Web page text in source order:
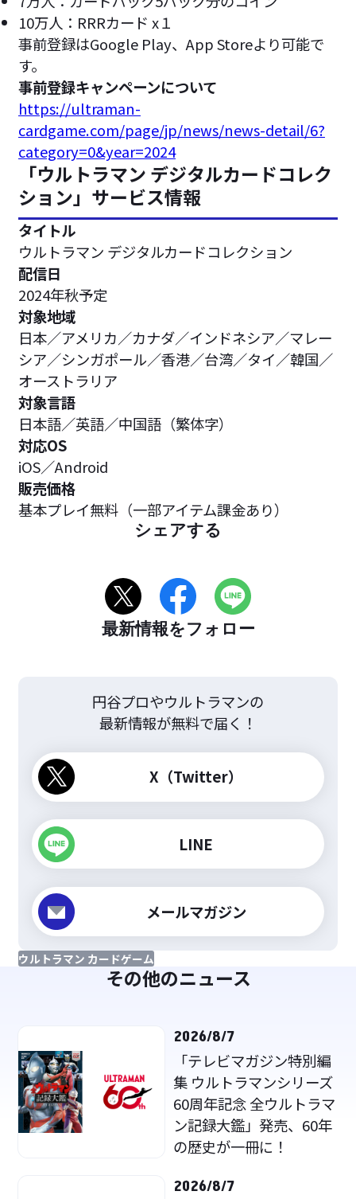
10万人：RRRカード x１
事前登録はGoogle Play、App Storeより可能で
す。
事前登録キャンペーンについて
https://ultraman-
cardgame.com/page/jp/news/news-detail/6?
category=0&year=2024
「ウルトラマン デジタルカードコレク
ション」サービス情報
タイトル
ウルトラマン デジタルカードコレクション
配信日
2024年秋予定
対象地域
日本／アメリカ／カナダ／インドネシア／マレー
シア／シンガポール／香港／台湾／タイ／韓国／
オーストラリア
対象言語
日本語／英語／中国語（繁体字）
対応OS
iOS／Android
販売価格
基本プレイ無料（一部アイテム課金あり）
シェアする
最新情報をフォロー
円谷プロやウルトラマンの
最新情報が無料で届く！
X（Twitter）
LINE
メールマガジン
ウルトラマン カードゲーム
その他のニュース
2026/8/7
「テレビマガジン特別編
集 ウルトラマンシリーズ
60周年記念 全ウルトラマ
ン記録大鑑」発売、60年
の歴史が一冊に！
2026/8/7